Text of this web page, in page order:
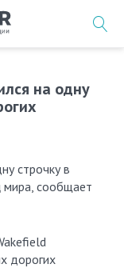
на одну
мира, сообщает
дорогих